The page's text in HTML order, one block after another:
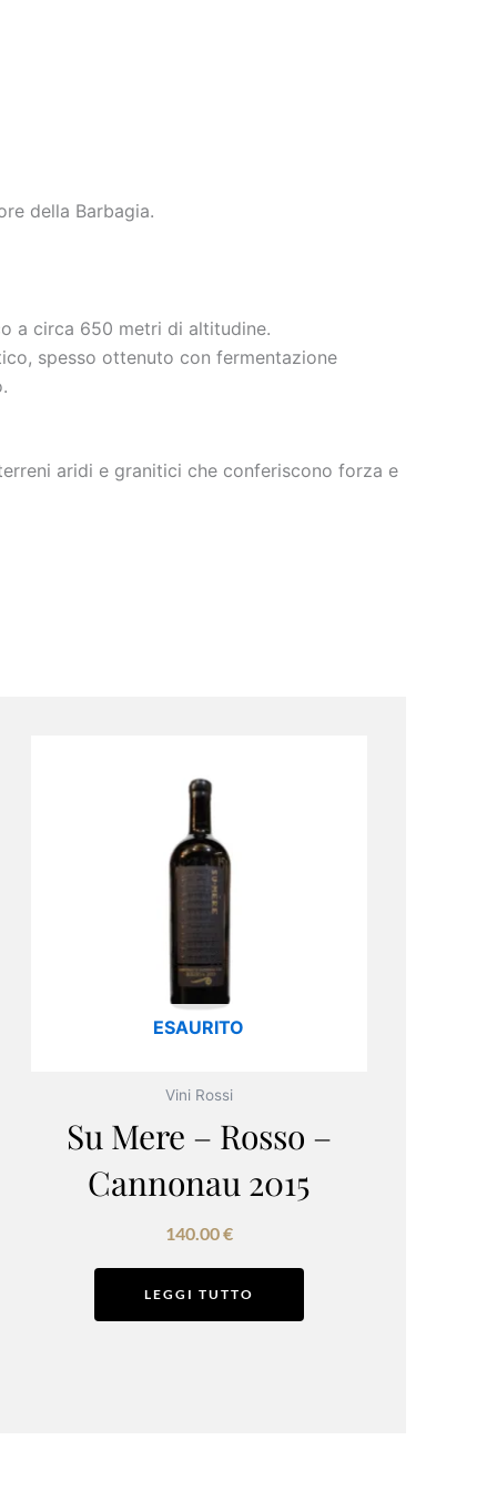
della Barbagia.
a circa 650 metri di altitudine.
spesso ottenuto con fermentazione
aridi e granitici che conferiscono forza e
ESAURITO
Vini Rossi
Su Mere – Rosso –
Cannonau 2015
140.00€
LEGGI TUTTO